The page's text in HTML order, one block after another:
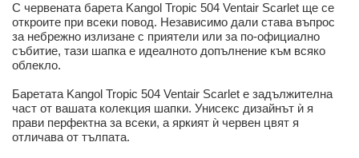
С червената барета Kangol Tropic 504 Ventair Scarlet ще се
откроите при всеки повод. Независимо дали става въпрос
за небрежно излизане с приятели или за по-официално
събитие, тази шапка е идеалното допълнение към всяко
облекло.
Баретата Kangol Tropic 504 Ventair Scarlet е задължителна
част от вашата колекция шапки. Унисекс дизайнът ѝ я
прави перфектна за всеки, а яркият ѝ червен цвят я
отличава от тълпата.